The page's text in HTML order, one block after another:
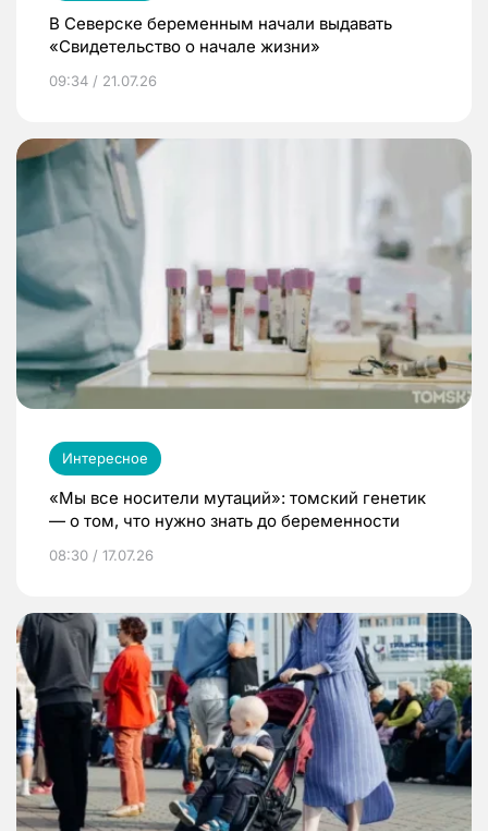
В Северске беременным начали выдавать
«Свидетельство о начале жизни»
09:34 / 21.07.26
Интересное
«Мы все носители мутаций»: томский генетик
— о том, что нужно знать до беременности
08:30 / 17.07.26